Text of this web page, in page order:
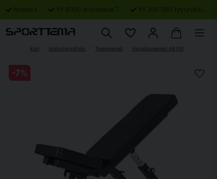
Nopea toimitus Yli 6000 arvostelua Trustpilotissa Yli 200 000 tyytyväistä asiakasta
Koti Voimaharjoittelu Treenipenkit Harjoituspenkki AB100
-7%